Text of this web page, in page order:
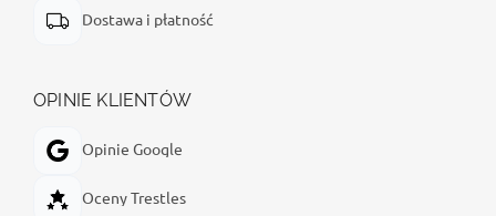
Dostawa i płatność
OPINIE KLIENTÓW
Opinie Google
Oceny Trestles